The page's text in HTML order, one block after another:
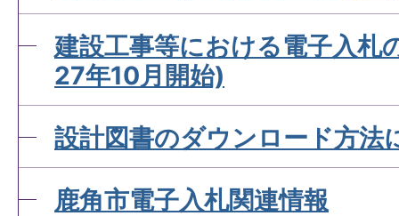
建設工事等における電子入札
27年10月開始)
設計図書のダウンロード方法
鹿角市電子入札関連情報